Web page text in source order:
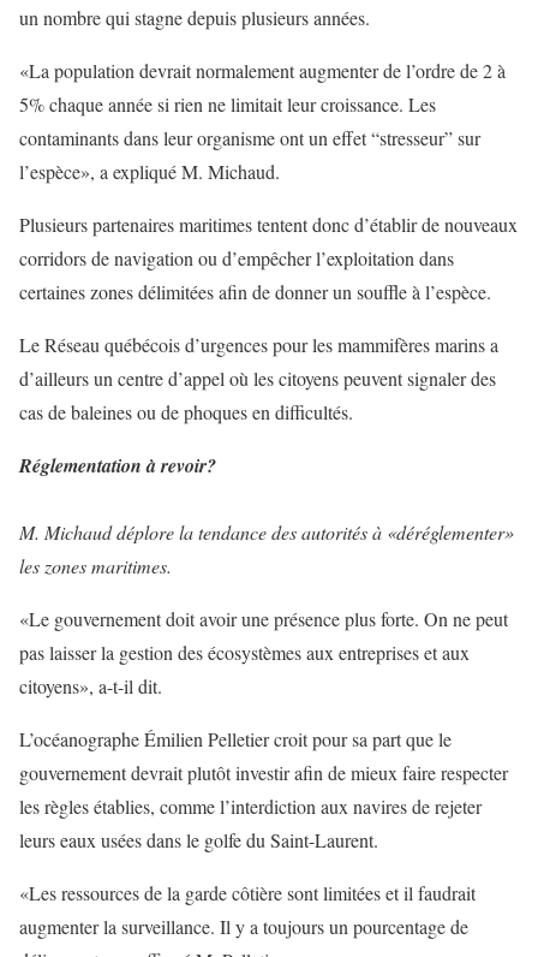
un nombre qui stagne depuis plusieurs années.
«La population devrait normalement augmenter de l’ordre de 2 à
5% chaque année si rien ne limitait leur croissance. Les
contaminants dans leur organisme ont un effet “stresseur” sur
l’espèce», a expliqué M. Michaud.
Plusieurs partenaires maritimes tentent donc d’établir de nouveaux
corridors de navigation ou d’empêcher l’exploitation dans
certaines zones délimitées afin de donner un souffle à l’espèce.
Le Réseau québécois d’urgences pour les mammifères marins a
d’ailleurs un centre d’appel où les citoyens peuvent signaler des
cas de baleines ou de phoques en difficultés.
Réglementation à revoir?
M. Michaud déplore la tendance des autorités à «déréglementer»
les zones maritimes.
«Le gouvernement doit avoir une présence plus forte. On ne peut
pas laisser la gestion des écosystèmes aux entreprises et aux
citoyens», a-t-il dit.
L’océanographe Émilien Pelletier croit pour sa part que le
gouvernement devrait plutôt investir afin de mieux faire respecter
les règles établies, comme l’interdiction aux navires de rejeter
leurs eaux usées dans le golfe du Saint-Laurent.
«Les ressources de la garde côtière sont limitées et il faudrait
augmenter la surveillance. Il y a toujours un pourcentage de